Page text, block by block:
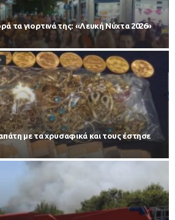
τα γιορτινά της: «Λευκή Νύχτα 2026»
με τα χρυσαφικά και τους έστησε